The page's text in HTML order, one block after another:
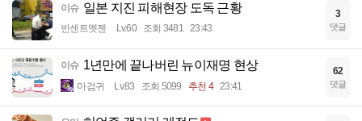
이슈 일본 지진 피해현장 도독 근황
빈센트멧젠 Lv.60 조회 3481 23:43
3
댓글
이슈 1년만에 끝나버린 뉴이재명 현상
마검귀 Lv.83 조회 5099 추천 4 23:41
62
댓글